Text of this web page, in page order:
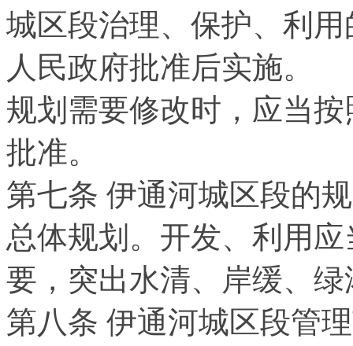
城区段治理、保护、利
人民政府批准后实施。
规划需要修改时，应当
批准。
第七条 伊通河城区段的
总体规划。开发、利用
要，突出水清、岸缓、
第八条 伊通河城区段管